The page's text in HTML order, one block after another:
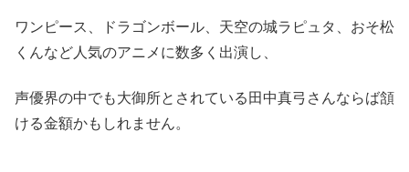
ワンピース、ドラゴンボール、天空の城ラピュタ、おそ松
くんなど人気のアニメに数多く出演し、
声優界の中でも大御所とされている田中真弓さんならば頷
ける金額かもしれません。